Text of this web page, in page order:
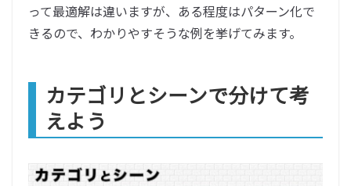
って最適解は違いますが、ある程度はパターン化で
きるので、わかりやすそうな例を挙げてみます。
カテゴリとシーンで分けて考
えよう